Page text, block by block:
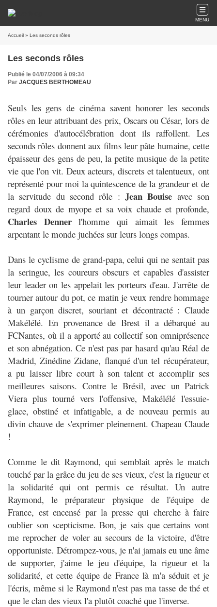
MENU
Accueil » Les seconds rôles
Les seconds rôles
Publié le 04/07/2006 à 09:34
Par JACQUES BERTHOMEAU
Seuls les gens de cinéma savent honorer les seconds
rôles en leur attribuant des prix, Oscars ou César, lors de
cérémonies d'autocélébration dont ils raffollent. Les
seconds rôles donnent aux films leur pâte humaine, cette
épaisseur des gens de peu, la petite musique de la petite
vie que l'on vit. Deux acteurs, discrets et talentueux, ont
représenté pour moi la quintescence de la grandeur et de
la servitude du second rôle : Jean Bouise avec son
regard doux de myope et sa voix chaude et profonde,
Charles Dennerl'homme qui aimait les femmes
arpentant le monde juchées sur leurs longs compas.
Dans le cyclisme de grand-papa, celui qui ne sentait pas
la seringue, les coureurs obscurs et capables d'assister
leur leader on les appelait les porteurs d'eau. J'arrête de
tourner autour du pot, ce matin je veux rendre hommage
à un garçon discret, souriant et décontracté : Claude
Makélélé. En provenance de Brest il a débarqué au
FCNantes, où il a apporté au collectif son omniprésence
et son abnégation. Ce n'est pas par hasard qu'au Réal de
Madrid, Zinédine Zidane, flanqué d'un tel récupérateur,
a pu laisser libre court à son talent et accomplir ses
meilleures saisons. Contre le Brésil, avec un Patrick
Viera plus tourné vers l'offensive, Makélélé l'essuie-
glace, obstiné et infatigable, a de nouveau permis au
divin chauve de s'exprimer pleinement. Chapeau Claude
!
Comme le dit Raymond, qui semblait après le match
touché par la grâce du jeu de ses vieux, c'est la rigueur et
la solidarité qui ont permis ce résultat. Un autre
Raymond, le préparateur physique de l'équipe de
France, est encensé par la presse qui cherche à faire
oublier son scepticisme. Bon, je sais que certains vont
me reprocher de voler au secours de la victoire, d'être
opportuniste. Détrompez-vous, je n'ai jamais eu une âme
de supporter, j'aime le jeu d'équipe, la rigueur et la
solidarité, et cette équipe de France là m'a séduit et je
l'écris, même si le Raymond n'est pas ma tasse de thé et
que le clan des vieux l'a plutôt coaché que l'inverse.